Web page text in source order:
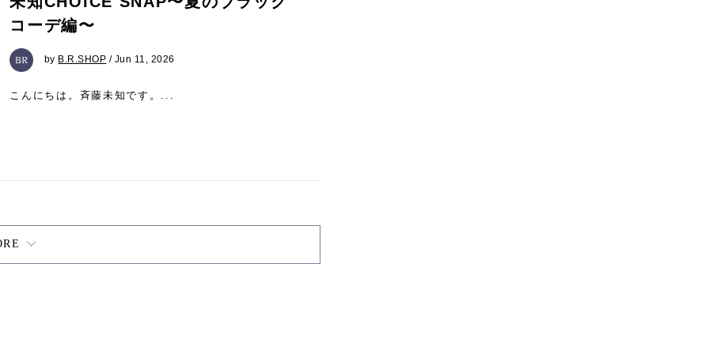
コーデ編〜
by B.R.SHOP / Jun 11, 2026
こんにちは。斉藤未知です。...